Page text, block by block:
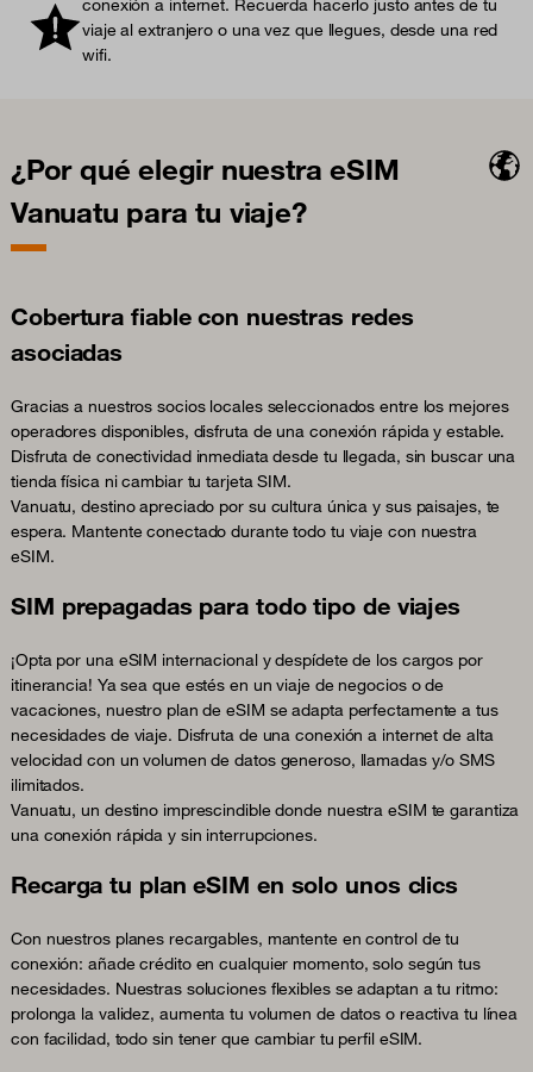
conexión a internet. Recuerda hacerlo justo antes de tu
viaje al extranjero o una vez que llegues, desde una red
wifi.
¿Por qué elegir nuestra eSIM
Vanuatu para tu viaje?
Cobertura fiable con nuestras redes
asociadas
Gracias a nuestros socios locales seleccionados entre los mejores
operadores disponibles, disfruta de una conexión rápida y estable.
Disfruta de conectividad inmediata desde tu llegada, sin buscar una
tienda física ni cambiar tu tarjeta SIM.
Vanuatu, destino apreciado por su cultura única y sus paisajes, te
espera. Mantente conectado durante todo tu viaje con nuestra
eSIM.
SIM prepagadas para todo tipo de viajes
¡Opta por una eSIM internacional y despídete de los cargos por
itinerancia! Ya sea que estés en un viaje de negocios o de
vacaciones, nuestro plan de eSIM se adapta perfectamente a tus
necesidades de viaje. Disfruta de una conexión a internet de alta
velocidad con un volumen de datos generoso, llamadas y/o SMS
ilimitados.
Vanuatu, un destino imprescindible donde nuestra eSIM te garantiza
una conexión rápida y sin interrupciones.
Recarga tu plan eSIM en solo unos clics
Con nuestros planes recargables, mantente en control de tu
conexión: añade crédito en cualquier momento, solo según tus
necesidades. Nuestras soluciones flexibles se adaptan a tu ritmo:
prolonga la validez, aumenta tu volumen de datos o reactiva tu línea
con facilidad, todo sin tener que cambiar tu perfil eSIM.